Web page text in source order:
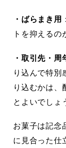
・ばらまき用
トを抑えるの
・取引先・
り込んで特別
り込むかは、
とよいでしょ
お菓子は記念
に見合った仕